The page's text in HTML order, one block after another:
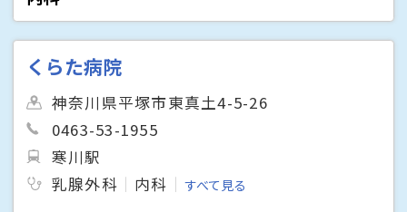
くらた病院
神奈川県平塚市東真土4-5-26
0463-53-1955
寒川駅
乳腺外科
内科 すべて見る